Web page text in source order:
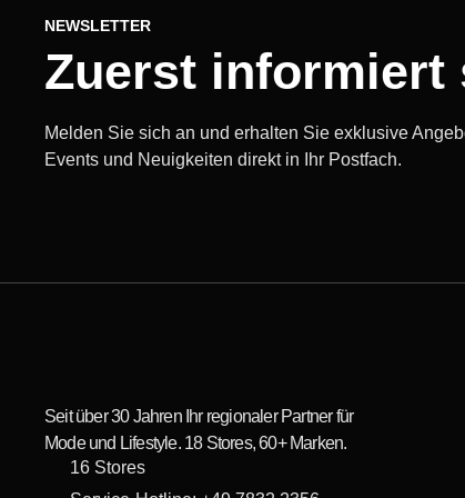
NEWSLETTER
Zuerst informiert
Melden Sie sich an und erhalten Sie exklusive
Events und Neuigkeiten direkt in Ihr Postfach.
Seit über 30 Jahren Ihr regionaler Partner für
Mode und Lifestyle. 18 Stores, 60+ Marken.
16 Stores